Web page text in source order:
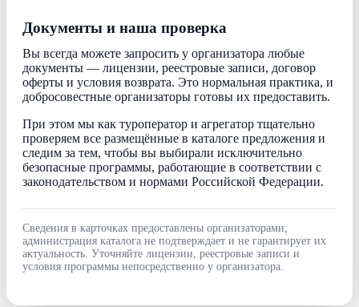
Документы и наша проверка
Вы всегда можете запросить у организатора любые
документы — лицензии, реестровые записи, договор
оферты и условия возврата. Это нормальная практика, и
добросовестные организаторы готовы их предоставить.
При этом мы как туроператор и агрегатор тщательно
проверяем все размещённые в каталоге предложения и
следим за тем, чтобы вы выбирали исключительно
безопасные программы, работающие в соответствии с
законодательством и нормами Российской Федерации.
Сведения в карточках предоставлены организаторами;
администрация каталога не подтверждает и не гарантирует их
актуальность. Уточняйте лицензии, реестровые записи и
условия программы непосредственно у организатора.